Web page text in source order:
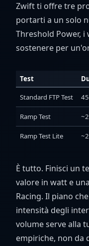
Zwift ti offre tre
portarti a un solo
Threshold Power,
sostenere per
Test
Standard FTP Test
Ramp Test
Ramp Test Lite
È tutto. Finisci un
valore in watt e
Racing. Il piano
intensità degli
volume serve alla
empiriche, non da